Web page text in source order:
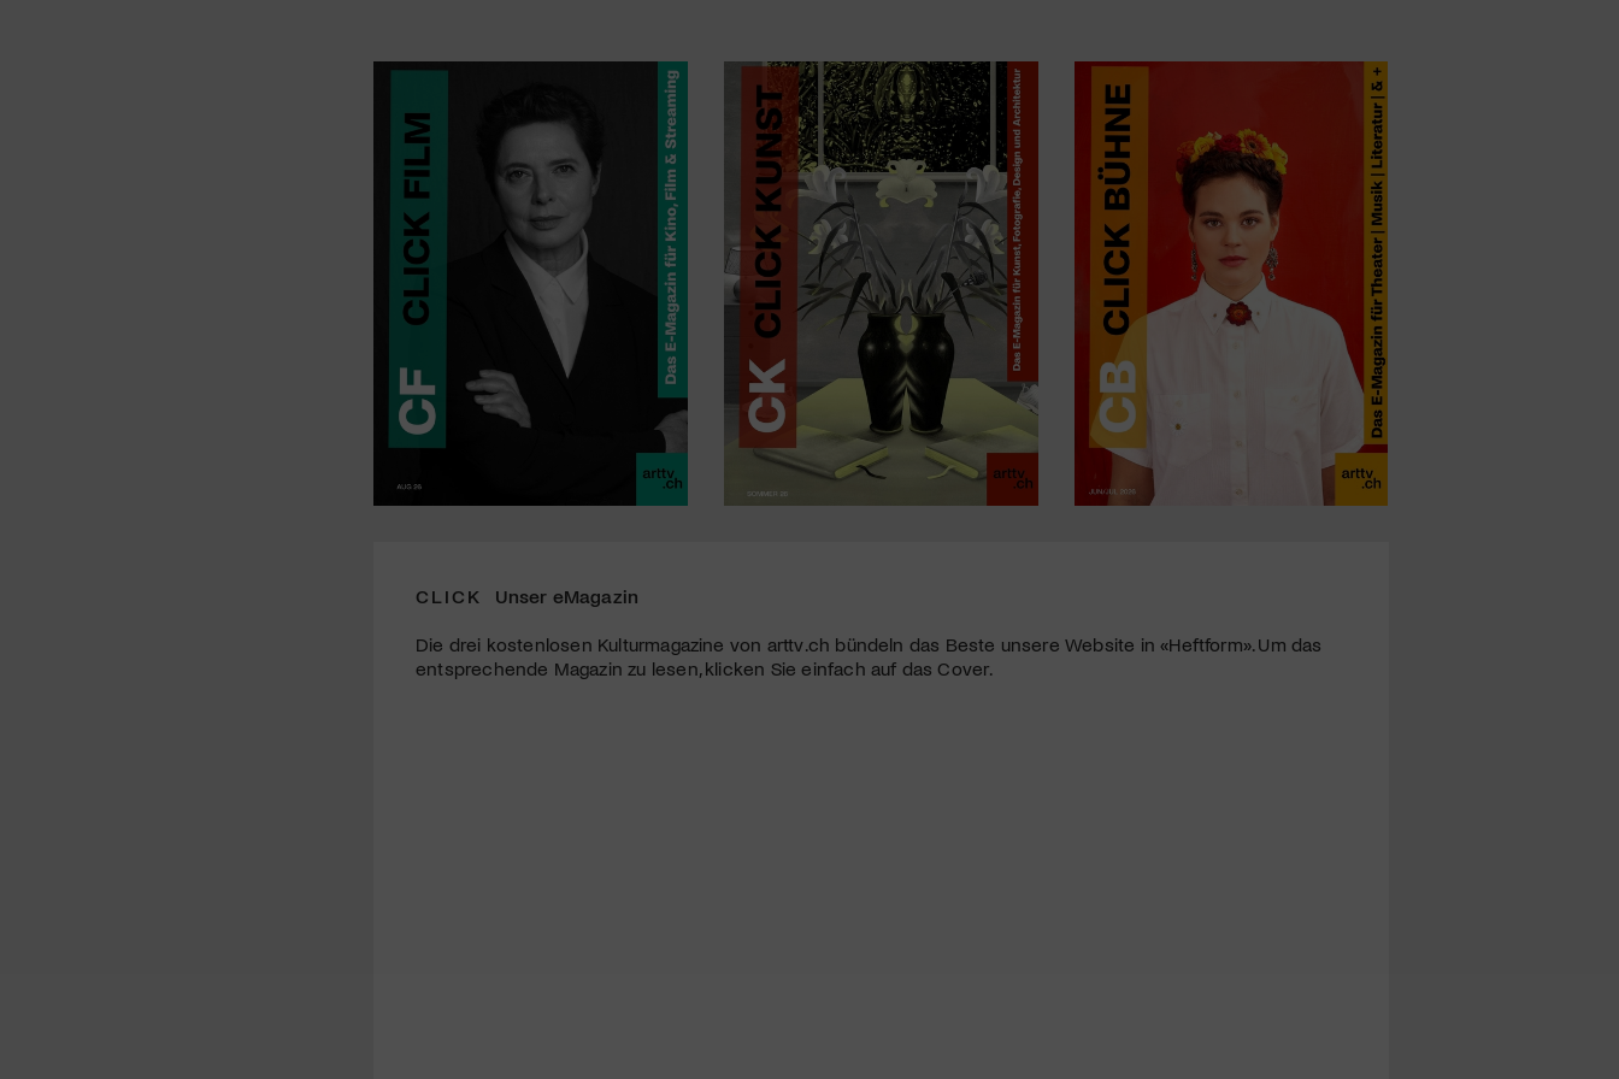
CLICK Unser eMagazin
Die drei kostenlosen Kulturmagazine von arttv.ch bündeln das Beste unsere Website in «Heftform». Um das
entsprechende Magazin zu lesen, klicken Sie einfach auf das Cover.